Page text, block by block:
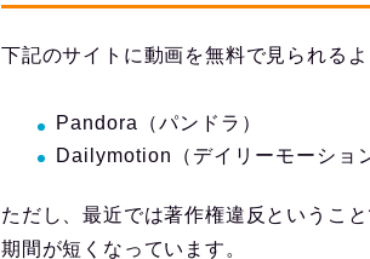
下記のサイトに動画を無料で見られる
Pandora（パンドラ）
Dailymotion（デイリーモーショ
ただし、最近では著作権違反というこ
期間が短くなっています。